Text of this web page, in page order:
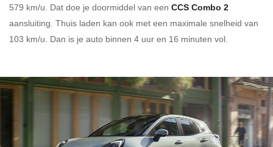
579 km/u. Dat doe je doormiddel van een CCS Combo 2
aansluiting. Thuis laden kan ook met een maximale snelheid van
103 km/u. Dan is je auto binnen 4 uur en 16 minuten vol.